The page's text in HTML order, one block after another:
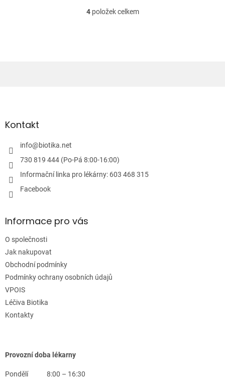
O
p
i
s
4položek celkem
aKontakt
info@biotika.net
730 819 444 (Po-Pá 8:00-16:00)
Informační linka pro lékárny: 603 468 315
Facebook
Informace pro vás
O společnosti
Jak nakupovat
Obchodní podmínky
Podmínky ochrany osobních údajů
VPOIS
Léčiva Biotika
Kontakty
Provozní doba lékarny
Pondělí
8:00 – 16:30